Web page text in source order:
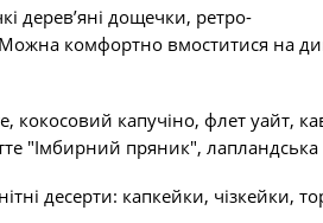
дерев’яні дощечки, ретро-
Можна комфортно вмоститися на
капучіно, флет уайт,
"Імбирний пряник", лапландська
десерти: капкейки, чізкейки,